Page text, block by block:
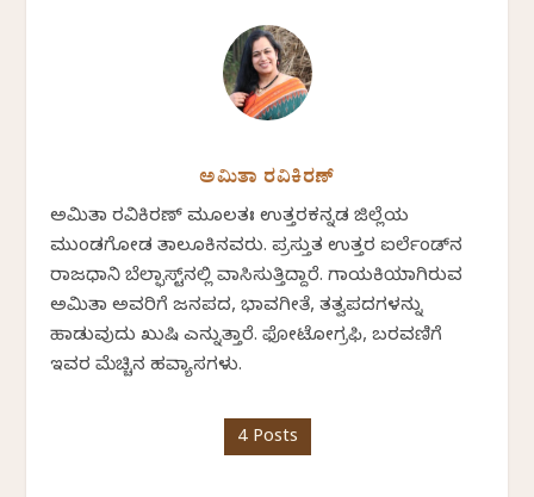
ಅಮಿತಾ ರವಿಕಿರಣ್
ಅಮಿತಾ ರವಿಕಿರಣ್ ಮೂಲತಃ ಉತ್ತರಕನ್ನಡ ಜಿಲ್ಲೆಯ
ಮುಂಡಗೋಡ ತಾಲೂಕಿನವರು. ಪ್ರಸ್ತುತ ಉತ್ತರ ಐರ್ಲೆಂಡ್‌ನ
ರಾಜಧಾನಿ ಬೆಲ್ಫಾಸ್ಟ್‌ನಲ್ಲಿ ವಾಸಿಸುತ್ತಿದ್ದಾರೆ. ಗಾಯಕಿಯಾಗಿರುವ
ಅಮಿತಾ ಅವರಿಗೆ ಜನಪದ, ಭಾವಗೀತೆ, ತತ್ವಪದಗಳನ್ನು
ಹಾಡುವುದು ಖುಷಿ ಎನ್ನುತ್ತಾರೆ. ಫೋಟೋಗ್ರಫಿ, ಬರವಣಿಗೆ
ಇವರ ಮೆಚ್ಚಿನ ಹವ್ಯಾಸಗಳು.
4 Posts